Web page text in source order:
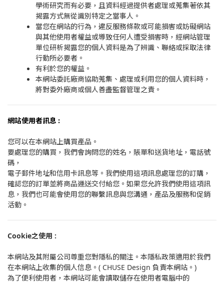
學術研究而有必要，且資料經過提供者處理或蒐集著依其
揭露方式無從識別特定之當事人。
當您在網站的行為，違反服務條款或可能損害或妨礙網站
與其他使用者權益或導致任何人遭受損害時，經網站管理
單位研析揭露您的個人資料是為了辨識、聯絡或採取法律
行動所必要者。
有利於您的權益。
本網站委託廠商協助蒐集、處理或利用您的個人資料時，
將對委外廠商或個人善盡監督管理之責。
網站使用者訊息 :
您可以在本網站上購買產品。
要處理您的購買，我們會詢問您的姓名，賬單和送貨地址，電話號
碼，
電子郵件地址和信用卡訊息等。我們使用這項訊息處理您的訂購，
確認您的訂單並將商品運送交付給您。如果您允許我們使用這項訊
息，我們也可能會使用您的聯繫訊息與您溝通，產品及服務和促銷
活動。
Cookie之使用 :
本網站及其附屬公司尊重您對隱私的關注。本隱私政策適用於我們
在本網站上收集的個人信息。( CHUSE Design 負責本網站。)
為了便利使用者，本網站可能會讀取儲存在使用者電腦中的